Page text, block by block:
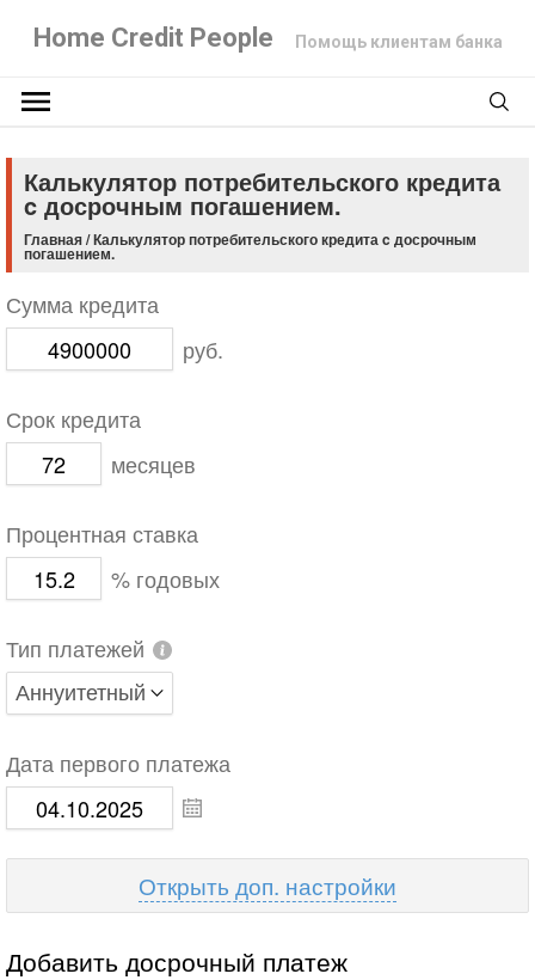
Home Credit People Помощь клиентам банка
Калькулятор потребительского кредита
c досрочным погашением.
Главная/Калькулятор потребительского кредита c досрочным
погашением.
Сумма кредита
руб.
Срок кредита
месяцев
Процентная ставка
% годовых
Тип платежей
Дата первого платежа
доп. настройки
Добавить досрочный платеж